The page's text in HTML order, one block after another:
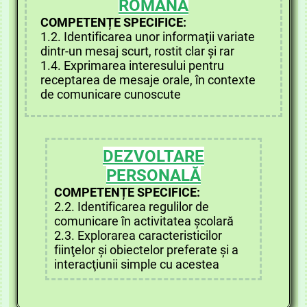
ROMÂNĂ
COMPETENȚE SPECIFICE:
1.2. Identificarea unor informaţii variate
dintr-un mesaj scurt, rostit clar şi rar
1.4. Exprimarea interesului pentru
receptarea de mesaje orale, în contexte
de comunicare cunoscute
DEZVOLTARE
PERSONALĂ
COMPETENȚE SPECIFICE:
2.2. Identificarea regulilor de
comunicare în activitatea şcolară
2.3. Explorarea caracteristicilor
fiinţelor şi obiectelor preferate şi a
interacţiunii simple cu acestea